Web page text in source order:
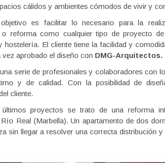
cálidos y ambientes cómodos de vivir y
es facilitar lo necesario para la
o reforma como cualquier tipo de proyecto
hostelería. El cliente tiene la facilidad y
vez aprobado el diseño con DMG-Arquitectos.
serie de profesionales y colaboradores con
y de calidad. Con la posibilidad de
cliente.
proyectos se trato de una reforma
Real (Marbella). Un apartamento de dos
sin llegar a resolver una correcta distribución